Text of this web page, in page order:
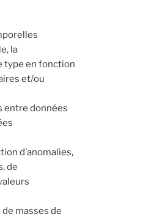
la
type en fonction
et/ou
entre données
d’anomalies,
de
masses de